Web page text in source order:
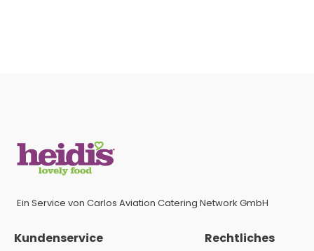
Ein Service von Carlos Aviation Catering Network GmbH
Kundenservice Rechtliches